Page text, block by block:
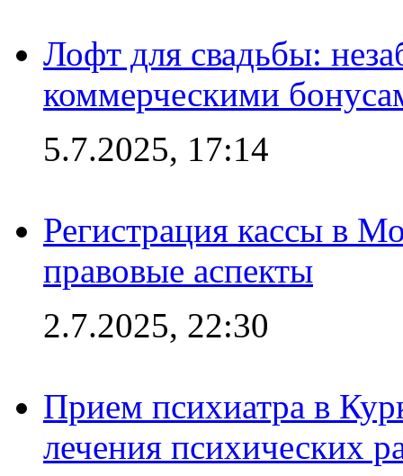
Лофт для свадьбы:
коммерческими
5.7.2025, 17:14
Регистрация кассы в
правовые аспекты
2.7.2025, 22:30
Прием психиатра в
лечения психических